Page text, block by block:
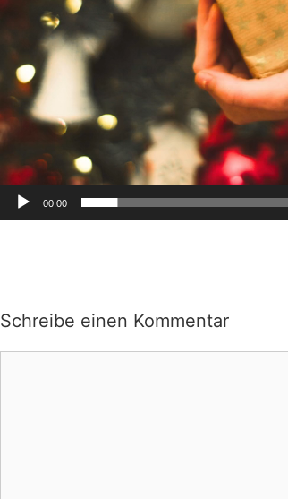
00:00
Schreibe einen Kommentar